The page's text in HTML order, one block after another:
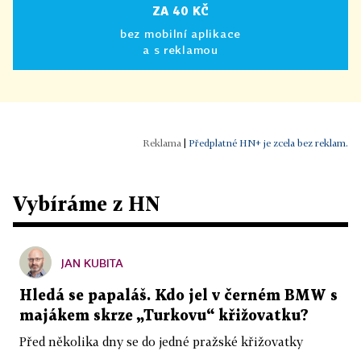
ZA 40 KČ
bez mobilní aplikace
a s reklamou
Předplatné HN+ je zcela bez reklam.
Vybíráme z HN
JAN KUBITA
Hledá se papaláš. Kdo jel v černém BMW s
majákem skrze „Turkovu“ křižovatku?
Před několika dny se do jedné pražské křižovatky